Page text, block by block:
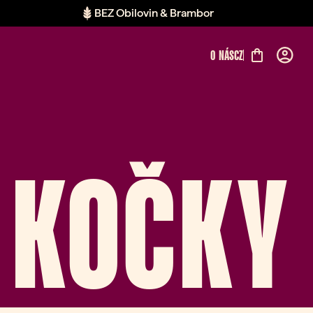
BEZ Obilovin & Brambor
O NÁSCZ